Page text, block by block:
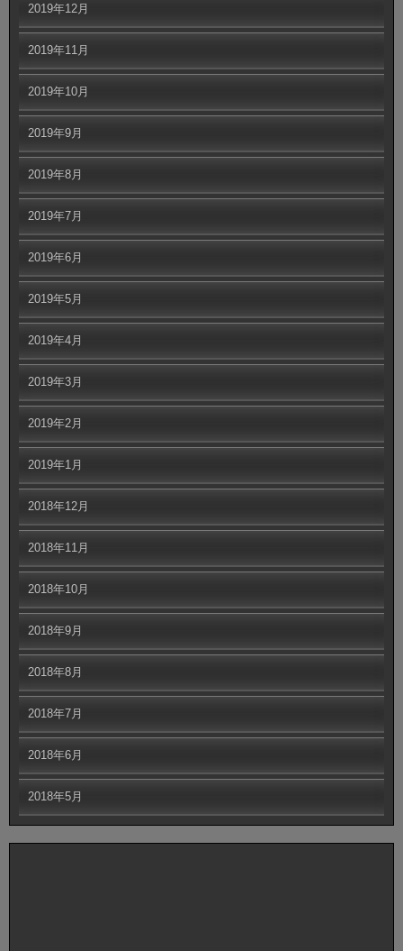
2019年12月
2019年11月
2019年10月
2019年9月
2019年8月
2019年7月
2019年6月
2019年5月
2019年4月
2019年3月
2019年2月
2019年1月
2018年12月
2018年11月
2018年10月
2018年9月
2018年8月
2018年7月
2018年6月
2018年5月